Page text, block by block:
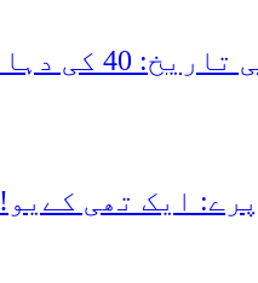
میں کیا ہوا؟
ایک تھی کےیو!